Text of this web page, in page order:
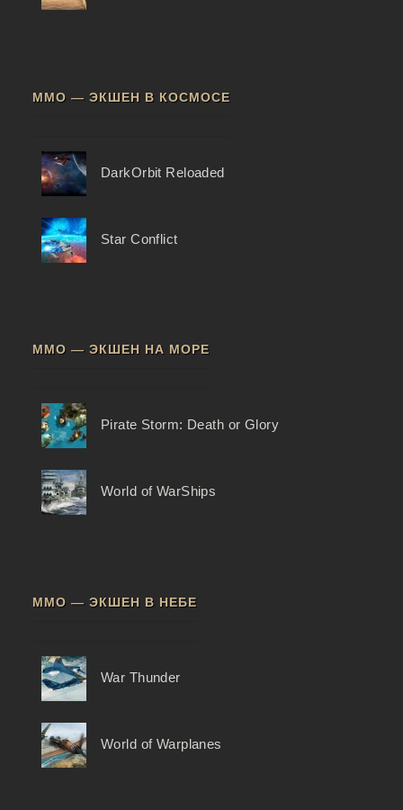
ММО — ЭКШЕН В КОСМОСЕ
DarkOrbit Reloaded
Star Conflict
ММО — ЭКШЕН НА МОРЕ
Pirate Storm: Death or Glory
World of WarShips
ММО — ЭКШЕН В НЕБЕ
War Thunder
World of Warplanes